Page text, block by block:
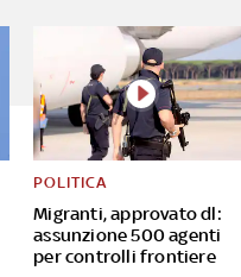
Migranti, approvato dl:
assunzione 500 agenti
per controlli frontiere
POLITICA